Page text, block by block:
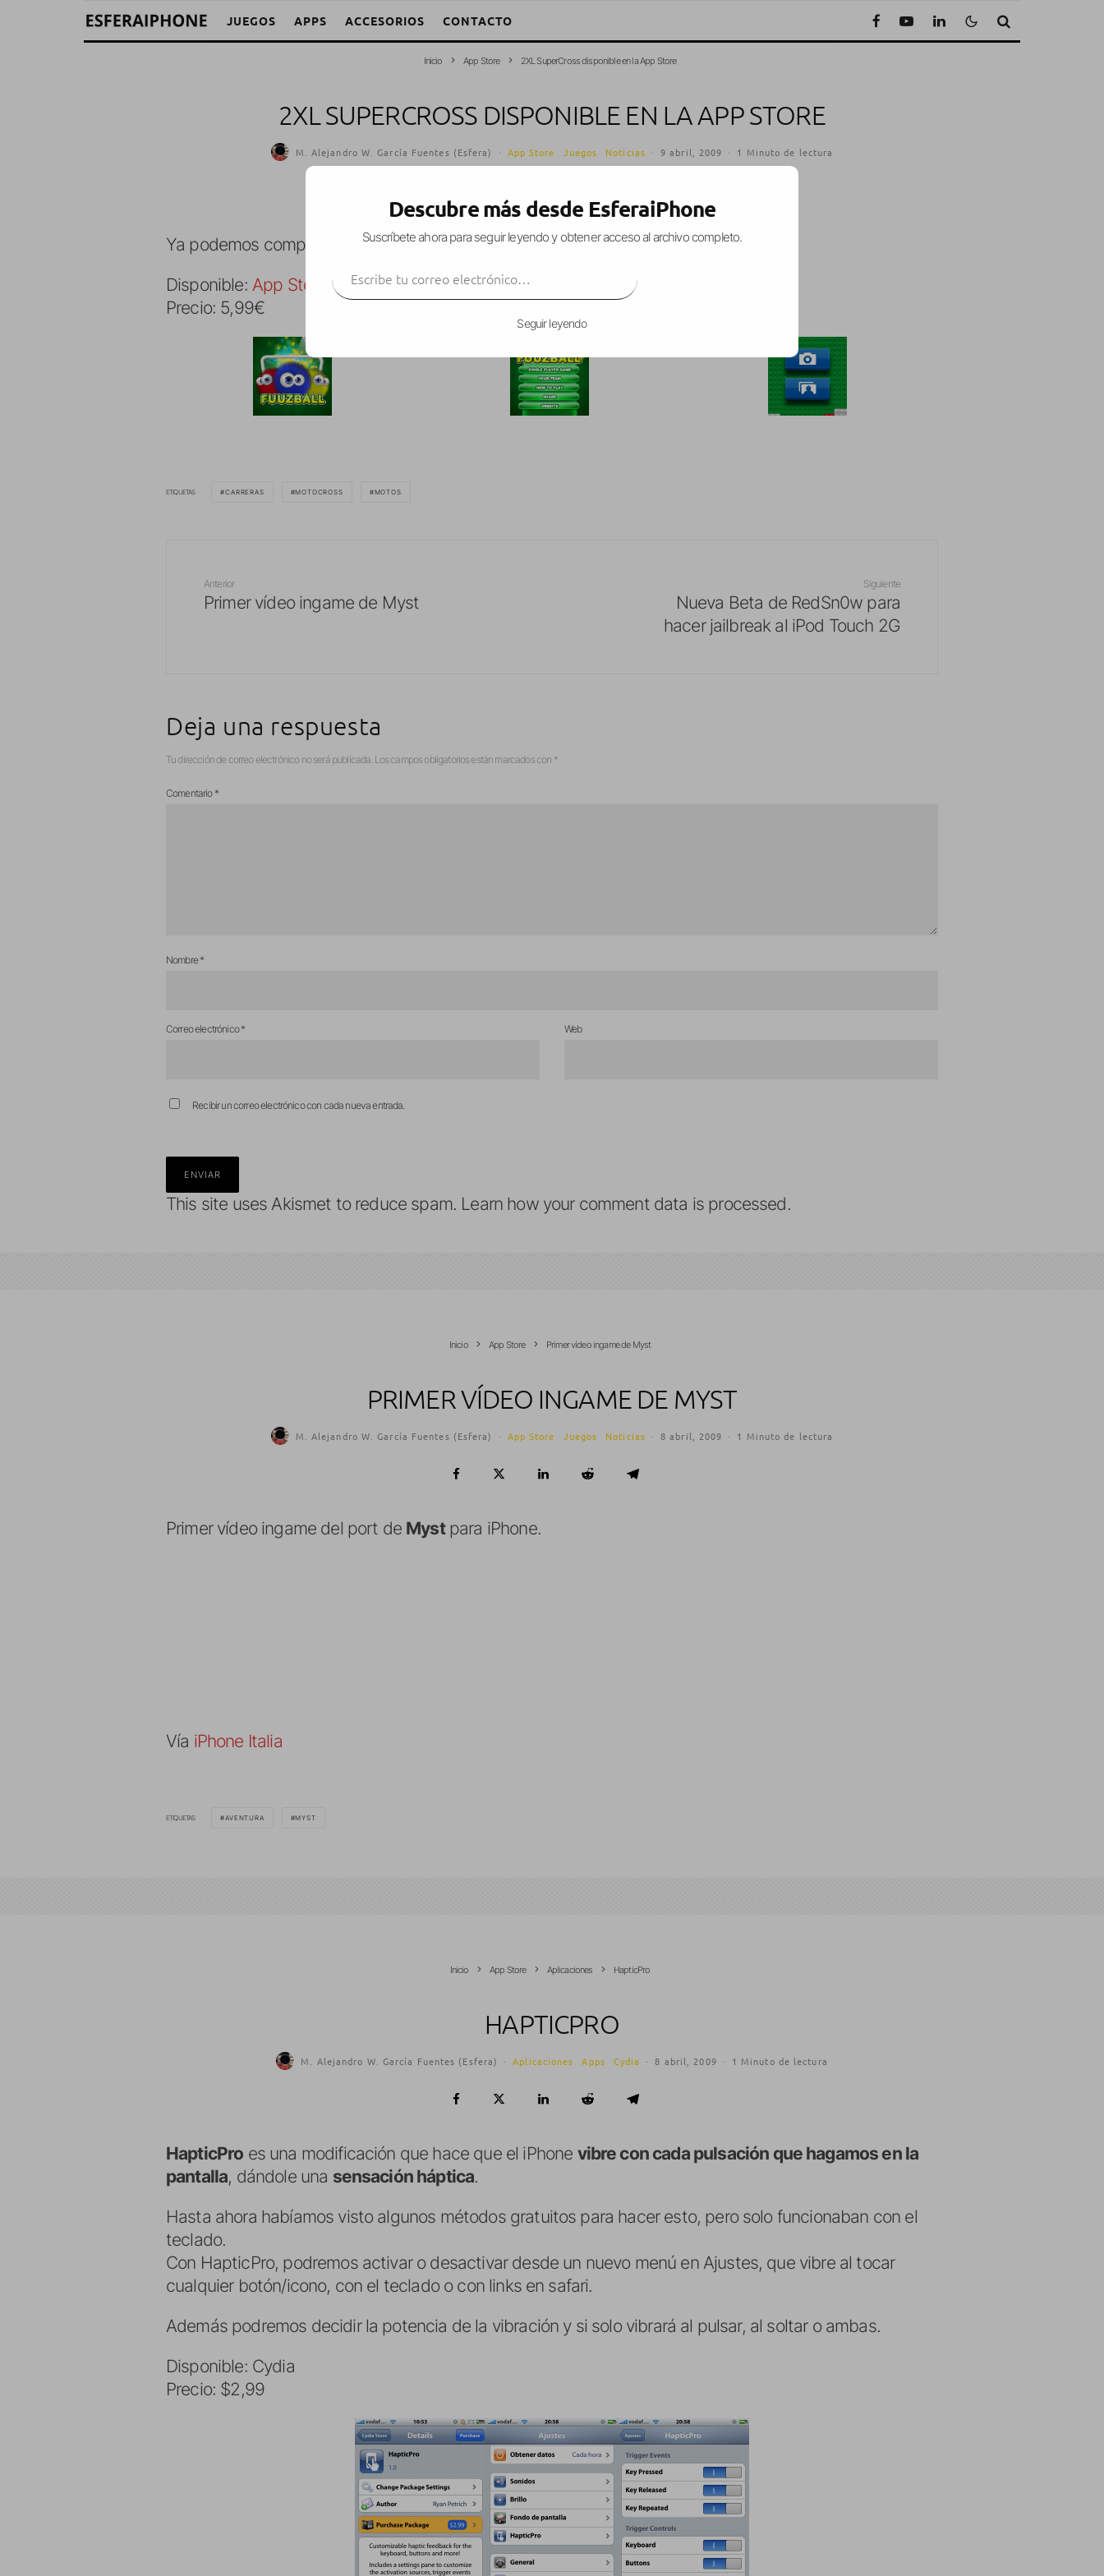
JUEGOS APPS ACCESORIOS CONTACTO
Inicio App Store 2XL SuperCross disponible en la App Store
2XL SUPERCROSS DISPONIBLE EN LA APP STORE
M. Alejandro W. García Fuentes (Esfera) · App Store Juegos Noticias · 9 abril, 2009 · 1 Minuto de lectura
Ya podemos comprar en la App Store el juego2XL SuperCross.
Disponible: App Store
Precio: 5,99€
ETIQUETAS CARRERAS MOTOCROSS MOTOS
Anterior
Primer vídeo ingame de Myst
Siguiente
Nueva Beta de RedSn0w para
hacer jailbreak al iPod Touch 2G
Deja una respuesta
Tu dirección de correo electrónico no será publicada. Los campos obligatorios están marcados con *
Comentario *
Nombre*
Correo electrónico* Web
Recibir un correo electrónico con cada nueva entrada.
This site uses Akismet to reduce spam. Learn how your comment data is processed.
Inicio App Store Primer vídeo ingame de Myst
PRIMER VÍDEO INGAME DE MYST
M. Alejandro W. García Fuentes (Esfera) · App Store Juegos Noticias · 8 abril, 2009 · 1 Minuto de lectura
Primer vídeo ingame del port de Mystpara iPhone.
Vía iPhone Italia
ETIQUETAS AVENTURA MYST
Inicio App Store Aplicaciones HapticPro
HAPTICPRO
M. Alejandro W. García Fuentes (Esfera) · Aplicaciones Apps Cydia · 8 abril, 2009 · 1 Minuto de lectura
HapticPro es una modificación que hace que el iPhone vibre con cada pulsación que hagamos en la
pantalla, dándole una sensación háptica.
Hasta ahora habíamos visto algunos métodos gratuitos para hacer esto, pero solo funcionaban con el
teclado.
Con HapticPro, podremos activar o desactivar desde un nuevo menú en Ajustes, que vibre al tocar
cualquier botón/icono, con el teclado o con links en safari.
Además podremos decidir la potencia de la vibración y si solo vibrará al pulsar, al soltar o ambas.
Disponible: Cydia
Precio: $2,99
Descubre más desde EsferaiPhone
Suscríbete ahora para seguir leyendo y obtener acceso al archivo completo.
Seguir leyendo